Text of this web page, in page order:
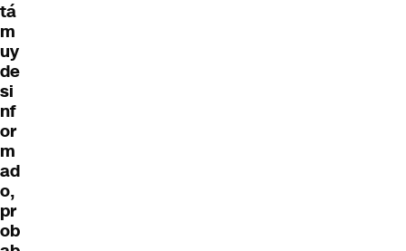
tá
m
uy
de
si
nf
or
m
ad
o,
pr
ob